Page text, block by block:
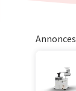
Annonces